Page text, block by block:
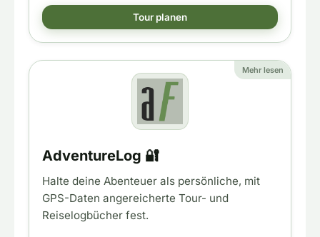
Tour planen
Mehr lesen
AdventureLog 🔐
Halte deine Abenteuer als persönliche, mit
GPS-Daten angereicherte Tour- und
Reiselogbücher fest.